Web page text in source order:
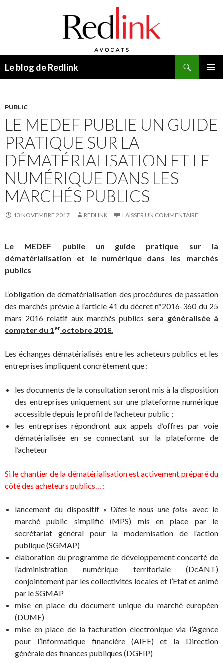
Le blog de Redlink
PUBLIC
LE MEDEF PUBLIE UN GUIDE
PRATIQUE SUR LA
DÉMATÉRIALISATION ET LE
NUMÉRIQUE DANS LES
MARCHÉS PUBLICS
13 NOVEMBRE 2017 REDLINK LAISSER UN COMMENTAIRE
Le MEDEF publie un guide pratique sur la
dématérialisation et le numérique dans les marchés
publics
L’obligation de dématérialisation des procédures de passation
des marchés prévue à l’article 41 du décret n°2016-360 du 25
mars 2016 relatif aux marchés publics sera généralisée à
compter du 1er octobre 2018.
Les échanges dématérialisés entre les acheteurs publics et les
entreprises impliquent concrètement que :
les documents de la consultation seront mis à la disposition
des entreprises uniquement sur une plateforme numérique
accessible depuis le profil de l’acheteur public ;
les entreprises répondront aux appels d’offres par voie
dématérialisée en se connectant sur la plateforme de
l’acheteur
Si le chantier de la dématérialisation est activement préparé du
côté des acheteurs publics… :
lancement du dispositif « Dites-le nous une fois» avec le
marché public simplifié (MPS) mis en place par le
secrétariat général pour la modernisation de l’action
publique (SGMAP)
élaboration du programme de développement concerté de
l’administration numérique territoriale (DcANT)
conjointement par les collectivités locales et l’Etat et animé
par le SGMAP
mise en place du document unique du marché européen
(DUME)
mise en place de la facturation électronique via l’Agence
pour l’informatique financière (AIFE) et la Direction
générale des finances publiques (DGFIP)